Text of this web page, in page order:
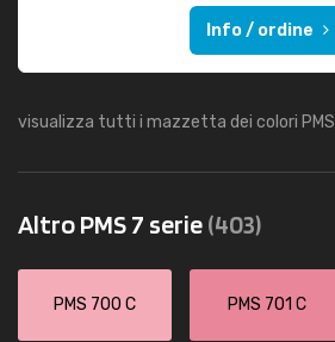
Info / ordine
visualizza tutti i mazzetta dei colori PMS
Altro PMS 7 serie(403)
PMS 700 C PMS 701 C